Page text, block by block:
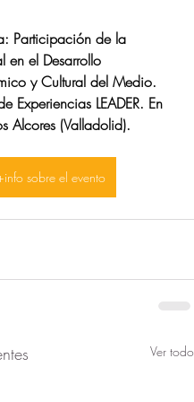
Participación de la
en el Desarrollo
y Cultural del Medio.
Experiencias LEADER. En
Alcores (Valladolid).
sobre el evento
Ver todo